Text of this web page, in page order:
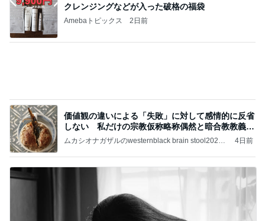
クレンジングなどが入った破格の福袋
Amebaトピックス 2日前
価値観の違いによる「失敗」に対して感情的に反省
しない 私だけの宗教仮称略称偶然と暗合教教義候
補
ムカシオナガザルのwesternblack brain stool2024
ガザル
4日前